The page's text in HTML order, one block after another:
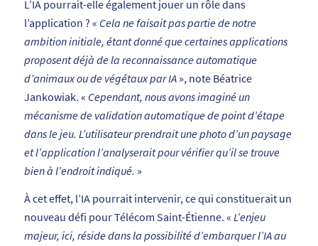
L’IA pourrait-elle également jouer un rôle dans
l’application ? « Cela ne faisait pas partie de notre
ambition initiale, étant donné que certaines applications
proposent déjà de la reconnaissance automatique
d’animaux ou de végétaux par IA», note Béatrice
Jankowiak. « Cependant, nous avons imaginé un
mécanisme de validation automatique de point d’étape
dans le jeu. L’utilisateur prendrait une photo d’un paysage
et l’application l’analyserait pour vérifier qu’il se trouve
bien à l’endroit indiqué. »
À cet effet, l’IA pourrait intervenir, ce qui constituerait un
nouveau défi pour Télécom Saint-Étienne. « L’enjeu
majeur, ici, réside dans la possibilité d’embarquer l’IA au